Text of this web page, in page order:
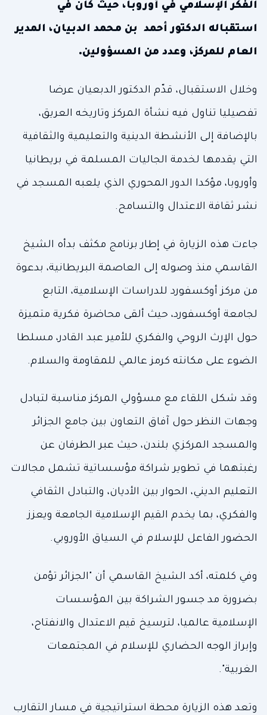
الفكر الإسلامي في أوروبا، حيث كان في
استقباله الدكتور أحمد بن محمد الدبيان، المدير
العام للمركز، وعدد من المسؤولين.
وخلال الاستقبال، قدّم الدكتور الدبعيان عرضا
تفصيليا تناول فيه نشأة المركز وتاريخه العريق،
بالإضافة إلى الأنشطة الدينية والتعليمية والثقافية
التي يقدمها لخدمة الجاليات المسلمة في بريطانيا
وأوروبا، مؤكدا الدور المحوري الذي يلعبه المسجد في
نشر ثقافة الاعتدال والتسامح.
جاءت هذه الزيارة في إطار برنامج مكثف بدأه الشيخ
القاسمي منذ وصوله إلى العاصمة البريطانية، بدعوة
من مركز أوكسفورد للدراسات الإسلامية، التابع
لجامعة أوكسفورد، حيث ألقى محاضرة فكرية متميزة
حول الإرث الروحي والفكري للأمير عبد القادر، مسلطا
الضوء على مكانته كرمز عالمي للمقاومة والسلام.
وقد شكل اللقاء مع مسؤولي المركز مناسبة لتبادل
وجهات النظر حول آفاق التعاون بين جامع الجزائر
والمسجد المركزي بلندن، حيث عبر الطرفان عن
رغبتهما في تطوير شراكة مؤسساتية تشمل مجالات
التعليم الديني، الحوار بين الأديان، والتبادل الثقافي
والفكري، بما يخدم القيم الإسلامية الجامعة ويعزز
الحضور الفاعل للإسلام في السياق الأوروبي.
وفي كلمته، أكد الشيخ القاسمي أن "الجزائر تؤمن
بضرورة مد جسور الشراكة بين المؤسسات
الإسلامية عالميا، لترسيخ قيم الاعتدال والانفتاح،
وإبراز الوجه الحضاري للإسلام في المجتمعات
الغربية".
وتعد هذه الزيارة محطة استراتيجية في مسار التقارب